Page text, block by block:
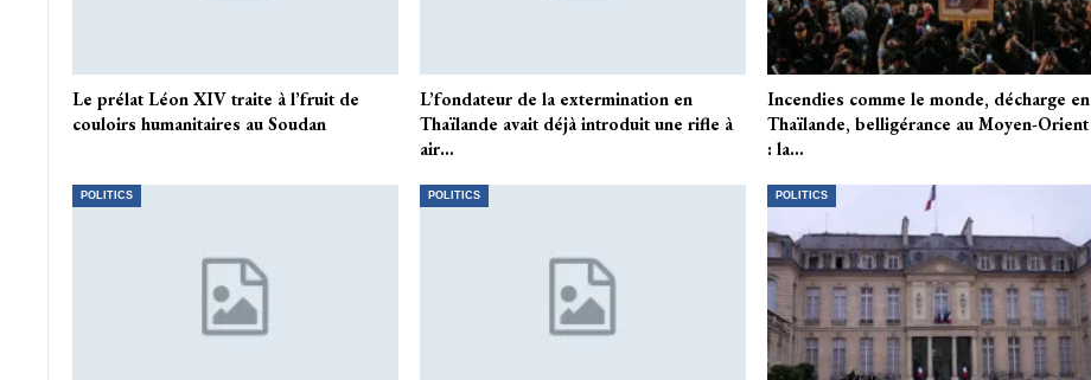
Le prélat Léon XIV traite à l’fruit de
couloirs humanitaires au Soudan
L’fondateur de la extermination en
Thaïlande avait déjà introduit une rifle à
air…
Incendies comme le monde, décharge en
Thaïlande, belligérance au Moyen-Orient
: la…
POLITICS POLITICS POLITICS